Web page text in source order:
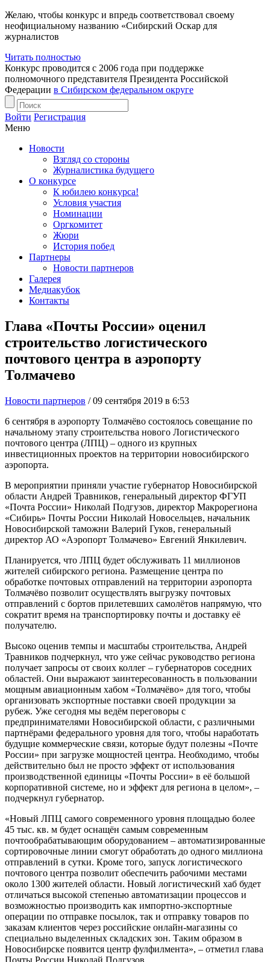
Желаю, чтобы конкурс и впредь соответствовал своему
неофициальному названию «Сибирский Оскар для
журналистов
Читать полностью
Конкурс проводится с 2006 года при поддержке
полномочного представителя Президента Российской
Федерации в Сибирском федеральном округе
Войти Регистрация
Меню
Новости
Взгляд со стороны
Журналистика будущего
О конкурсе
К юбилею конкурса!
Условия участия
Номинации
Оргкомитет
Жюри
История побед
Партнеры
Новости партнеров
Галерея
Медиакубок
Контакты
Глава «Почты России» оценил
строительство логистического
почтового центра в аэропорту
Толмачево
Новости партнеров / 09 сентября 2019 в 6:53
6 сентября в аэропорту Толмачёво состоялось совещание по
начальному этапу строительства нового Логистического
почтового центра (ЛПЦ) – одного из крупных
инвестиционных проектов на территории новосибирского
аэропорта.
В мероприятии приняли участие губернатор Новосибирской
области Андрей Травников, генеральный директор ФГУП
«Почта России» Николай Подгузов, директор Макрорегиона
«Сибирь» Почты России Николай Новосельцев, начальник
Новосибирской таможни Валерий Гуков, генеральный
директор АО «Аэропорт Толмачево» Евгений Янкилевич.
Планируется, что ЛПЦ будет обслуживать 11 миллионов
жителей сибирского региона. Размещение центра по
обработке почтовых отправлений на территории аэропорта
Толмачёво позволит осуществлять выгрузку почтовых
отправлений с бортов прилетевших самолётов напрямую, что
сократит время на транспортировку почты и доставку её
получателю.
Высоко оценив темпы и масштабы строительства, Андрей
Травников подчеркнул, что уже сейчас руководство региона
получает запросы от своих коллег – губернаторов соседних
областей. Они выражают заинтересованность в пользовании
мощным авиационным хабом «Толмачёво» для того, чтобы
организовать экспортные поставки своей продукции за
рубеж. Уже сегодня мы ведём переговоры с
предпринимателями Новосибирской области, с различными
партнёрами федерального уровня для того, чтобы наработать
будущие коммерческие связи, которые будут полезны «Почте
России» при загрузке мощностей центра. Необходимо, чтобы
действительно был не просто эффект от использования
производственной единицы «Почты России» в её большой
корпоративной системе, но и эффект для региона в целом», –
подчеркнул губернатор.
«Новый ЛПЦ самого современного уровня площадью более
45 тыс. кв. м будет оснащён самым современным
почтообрабатывающим оборудованием – автоматизированные
сортировочные линии смогут обработать до одного миллиона
отправлений в сутки. Кроме того, запуск логистического
почтового центра позволит обеспечить рабочими местами
около 1300 жителей области. Новый логистический хаб будет
отличаться высокой степенью автоматизации процессов и
возможностью производить как импортно-экспортные
операции по отправке посылок, так и отправку товаров по
заказам клиентов через российские онлайн-магазины со
специально выделенных складских зон. Таким образом в
Новосибирске появится центр фулфилмента», – отметил глава
Почты России Николай Подгузов.